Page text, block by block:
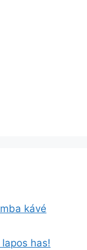
kávé
has!